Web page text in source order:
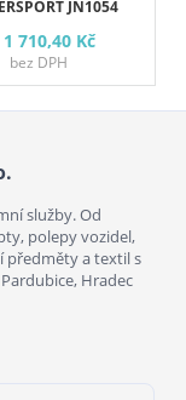
JN1054
1 710,40 Kč
bez DPH
služby. Od
polepy vozidel,
předměty a textil s
Hradec